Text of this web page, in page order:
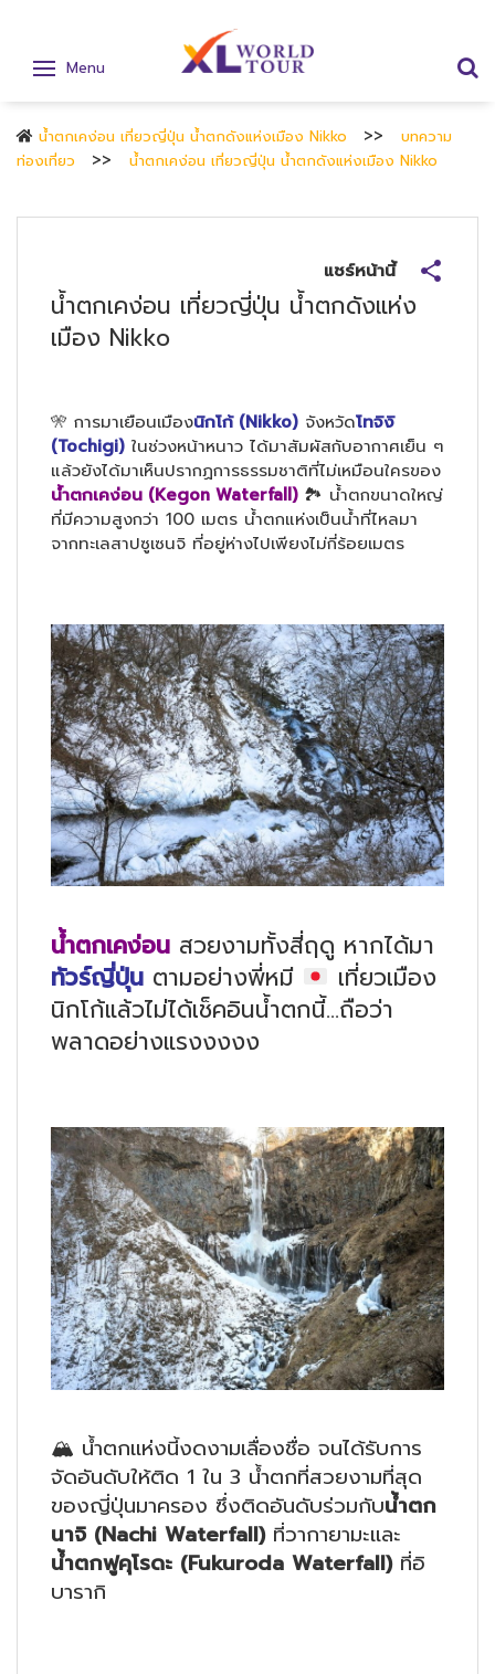
Menu
น้ำตกเคง่อน เที่ยวญี่ปุ่น น้ำตกดังแห่งเมือง Nikko
บทความ
ท่องเที่ยว
น้ำตกเคง่อน เที่ยวญี่ปุ่น น้ำตกดังแห่งเมือง Nikko
แชร์หน้านี้
น้ำตกเคง่อน เที่ยวญี่ปุ่น น้ำตกดังแห่ง
เมือง Nikko
🎌 การมาเยือนเมืองนิกโก้ (Nikko) จังหวัดโทจิงิ
(Tochigi) ในช่วงหน้าหนาว ได้มาสัมผัสกับอากาศเย็น ๆ
แล้วยังได้มาเห็นปรากฏการธรรมชาติที่ไม่เหมือนใครของ
น้ำตกเคง่อน (Kegon Waterfall) 🏞 น้ำตกขนาดใหญ่
ที่มีความสูงกว่า 100 เมตร น้ำตกแห่งเป็นน้ำที่ไหลมา
จากทะเลสาปซูเซนจิ ที่อยู่ห่างไปเพียงไม่กี่ร้อยเมตร
น้ำตกเคง่อน สวยงามทั้งสี่ฤดู หากได้มา
ทัวร์ญี่ปุ่น ตามอย่างพี่หมี
เที่ยวเมือง
นิกโก้แล้วไม่ได้เช็คอินน้ำตกนี้…ถือว่า
พลาดอย่างแรงงงงง
🏔 น้ำตกแห่งนี้งดงามเลื่องชื่อ จนได้รับการ
จัดอันดับให้ติด 1 ใน 3 น้ำตกที่สวยงามที่สุด
ของญี่ปุ่นมาครอง ซึ่งติดอันดับร่วมกับน้ำตก
นาจิ (Nachi Waterfall)ที่วากายามะและ
น้ำตกฟูคุโรดะ (Fukuroda Waterfall)ที่อิ
บารากิ